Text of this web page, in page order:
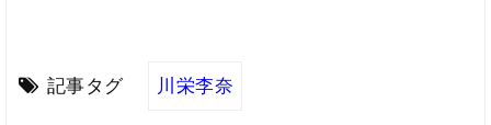
記事タグ 川栄李奈